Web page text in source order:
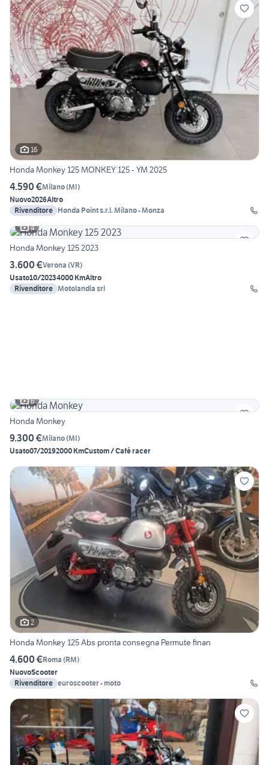
16
Honda Monkey 125 MONKEY 125 - YM 2025
4.590 €Milano(MI)
Nuovo2026Altro
Rivenditore Honda Point s.r.l. Milano - Monza
4
Honda Monkey 125 2023
3.600 €Verona (VR)
Usato10/20234000 KmAltro
Rivenditore Motolandia srl
6
Honda Monkey
9.300 €Milano(MI)
Usato07/20192000 KmCustom / Café racer
2
Honda Monkey 125 Abs pronta consegna Permute finan
4.600 €Roma (RM)
NuovoScooter
Rivenditore euroscooter - moto